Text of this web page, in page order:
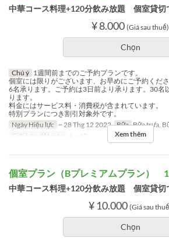
中華コース料理+120分飲み放題 個室貸切
¥ 8.000 (Giá sau thuế)
Chọn
Chú ý 1週間前までのご予約プランです。
個室には限りがございます、お早めにご予約くださ
6名承ります。ご予約は3日前より承ります。30名
ります。
料金にはサービス料・消費税が含まれています。
特別プランにつき割引対象外です。
Ngày Hiệu lực ~ 28 Thg 12 2022 Bữa Bữa trưa,
Giới hạn dặt món
6 ~ 40 Xem thêm
個室プラン（Bプレミアムプラン）
中華コース料理+120分飲み放題 個室貸切
¥ 10.000 (Giá sau
Chọn